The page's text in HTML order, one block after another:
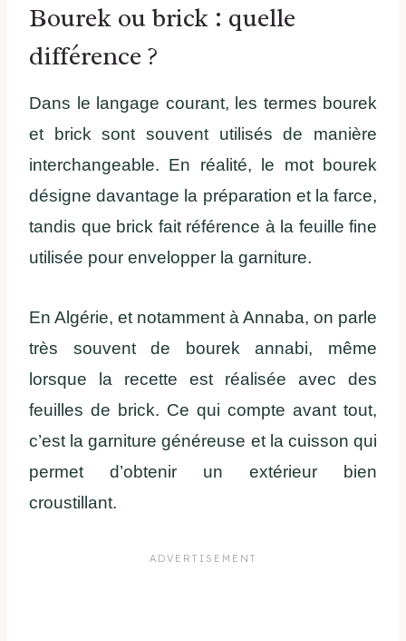
Bourek ou brick : quelle
différence ?
Dans le langage courant, les termes bourek
et brick sont souvent utilisés de manière
interchangeable. En réalité, le mot bourek
désigne davantage la préparation et la farce,
tandis que brick fait référence à la feuille fine
utilisée pour envelopper la garniture.
En Algérie, et notamment à Annaba, on parle
très souvent de bourek annabi, même
lorsque la recette est réalisée avec des
feuilles de brick. Ce qui compte avant tout,
c’est la garniture généreuse et la cuisson qui
permet d’obtenir un extérieur bien
croustillant.